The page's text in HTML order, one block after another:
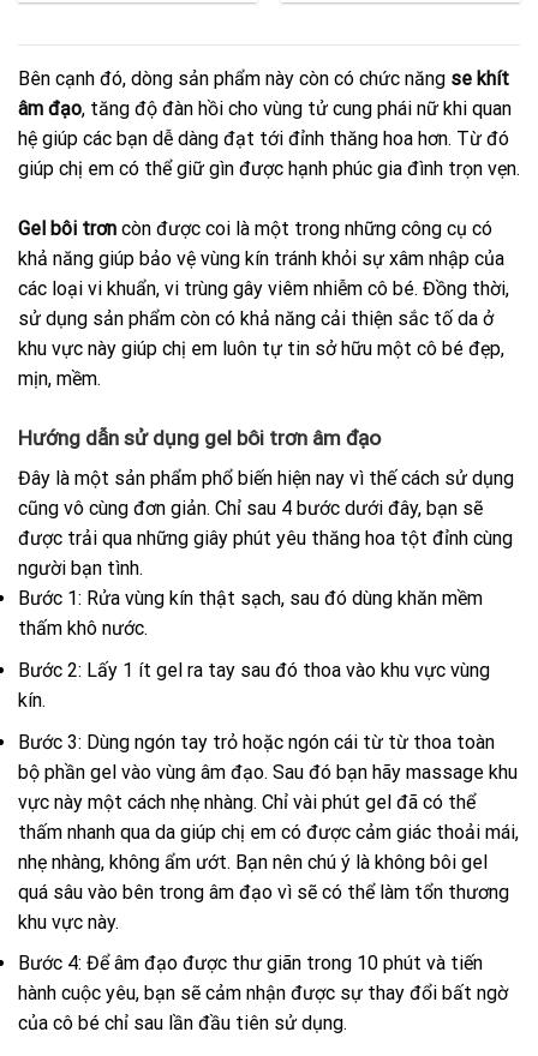
Bên cạnh đó, dòng sản phẩm này còn có chức năng se khít
âm đạo, tăng độ đàn hồi cho vùng tử cung phái nữ khi quan
hệ giúp các bạn dễ dàng đạt tới đỉnh thăng hoa hơn. Từ đó
giúp chị em có thể giữ gìn được hạnh phúc gia đình trọn vẹn.
Gel bôi trơn còn được coi là một trong những công cụ có
khả năng giúp bảo vệ vùng kín tránh khỏi sự xâm nhập của
các loại vi khuẩn, vi trùng gây viêm nhiễm cô bé. Đồng thời,
sử dụng sản phẩm còn có khả năng cải thiện sắc tố da ở
khu vực này giúp chị em luôn tự tin sở hữu một cô bé đẹp,
mịn, mềm.
Hướng dẫn sử dụng gel bôi trơn âm đạo
Đây là một sản phẩm phổ biến hiện nay vì thế cách sử dụng
cũng vô cùng đơn giản. Chỉ sau 4 bước dưới đây, bạn sẽ
được trải qua những giây phút yêu thăng hoa tột đỉnh cùng
người bạn tình.
Bước 1: Rửa vùng kín thật sạch, sau đó dùng khăn mềm
thấm khô nước.
Bước 2: Lấy 1 ít gel ra tay sau đó thoa vào khu vực vùng
kín.
Bước 3: Dùng ngón tay trỏ hoặc ngón cái từ từ thoa toàn
bộ phần gel vào vùng âm đạo. Sau đó bạn hãy massage khu
vực này một cách nhẹ nhàng. Chỉ vài phút gel đã có thể
thấm nhanh qua da giúp chị em có được cảm giác thoải mái,
nhẹ nhàng, không ẩm ướt. Bạn nên chú ý là không bôi gel
quá sâu vào bên trong âm đạo vì sẽ có thể làm tổn thương
khu vực này.
Bước 4: Để âm đạo được thư giãn trong 10 phút và tiến
hành cuộc yêu, bạn sẽ cảm nhận được sự thay đổi bất ngờ
của cô bé chỉ sau lần đầu tiên sử dụng.